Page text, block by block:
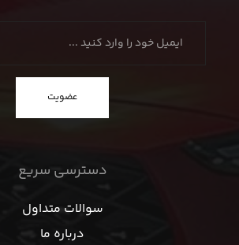
عضویت
دسترسی سریع
سوالات متداول
درباره ما